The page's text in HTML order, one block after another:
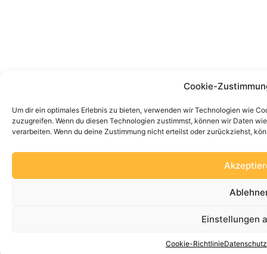
Cookie-
Um dir ein optimales Erlebnis zu bieten, verwenden wir Technologien wie
zuzugreifen. Wenn du diesen Technologien zustimmst, können wir Daten
verarbeiten. Wenn du deine Zustimmung nicht erteilst oder zurückziehst,
Einstellungen
Cookie-Richtlinie